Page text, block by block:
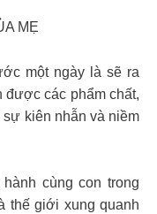
MẸ
một ngày là sẽ ra
được các phẩm chất,
kiên nhẫn và niềm
cùng con trong
thế giới xung quanh